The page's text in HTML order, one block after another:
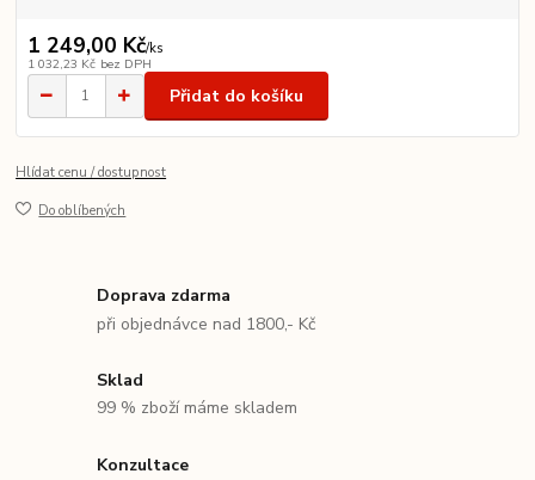
1 249,00 Kč/ks
1 032,23 Kč bez DPH
Přidat do košíku
Hlídat cenu / dostupnost
Do oblíbených
Doprava zdarma
při objednávce nad 1800,- Kč
Sklad
99 % zboží máme skladem
Konzultace